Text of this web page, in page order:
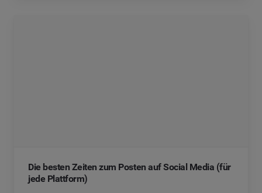
Die besten Zeiten zum Posten auf Social Media (für
jede Plattform)